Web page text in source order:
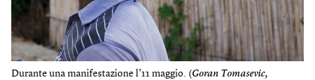
Durante una manifestazione l’11 maggio. (Goran Tomasevic,